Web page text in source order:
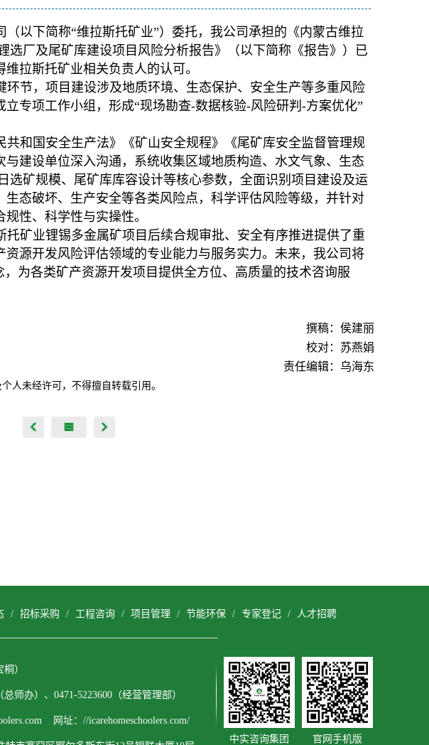
以下简称“维拉斯托矿业”）委托，我公司承担的《内蒙古维拉
选厂及尾矿库建设项目风险分析报告》（以下简称《报告》）已
拉斯托矿业相关负责人的认可。
节，项目建设涉及地质环境、生态保护、安全生产等多重风险
专项工作小组，形成“现场勘查-数据核验-风险研判-方案优化”
和国安全生产法》《矿山安全规程》《尾矿库安全监督管理规
建设单位深入沟通，系统收集区域地质构造、水文气象、生态
选矿规模、尾矿库库容设计等核心参数，全面识别项目建设及运
态破坏、生产安全等各类风险点，科学评估风险等级，并针对
性、科学性与实操性。
矿业锂锡多金属矿项目后续合规审批、安全有序推进提供了重
源开发风险评估领域的专业能力与服务实力。未来，我公司将
为各类矿产资源开发项目提供全方位、高质量的技术咨询服
撰稿：侯建丽
校对：苏燕娟
责任编辑：乌海东
人未经许可，不得擅自转载引用。
/ 招标采购 / 工程咨询 / 项目管理 / 节能环保 / 专家登记 / 人才招聘
）
师办）、0471-5223600（经营管理部）
网址：//icarehomeschoolers.com/
中实咨询集团 官网手机版